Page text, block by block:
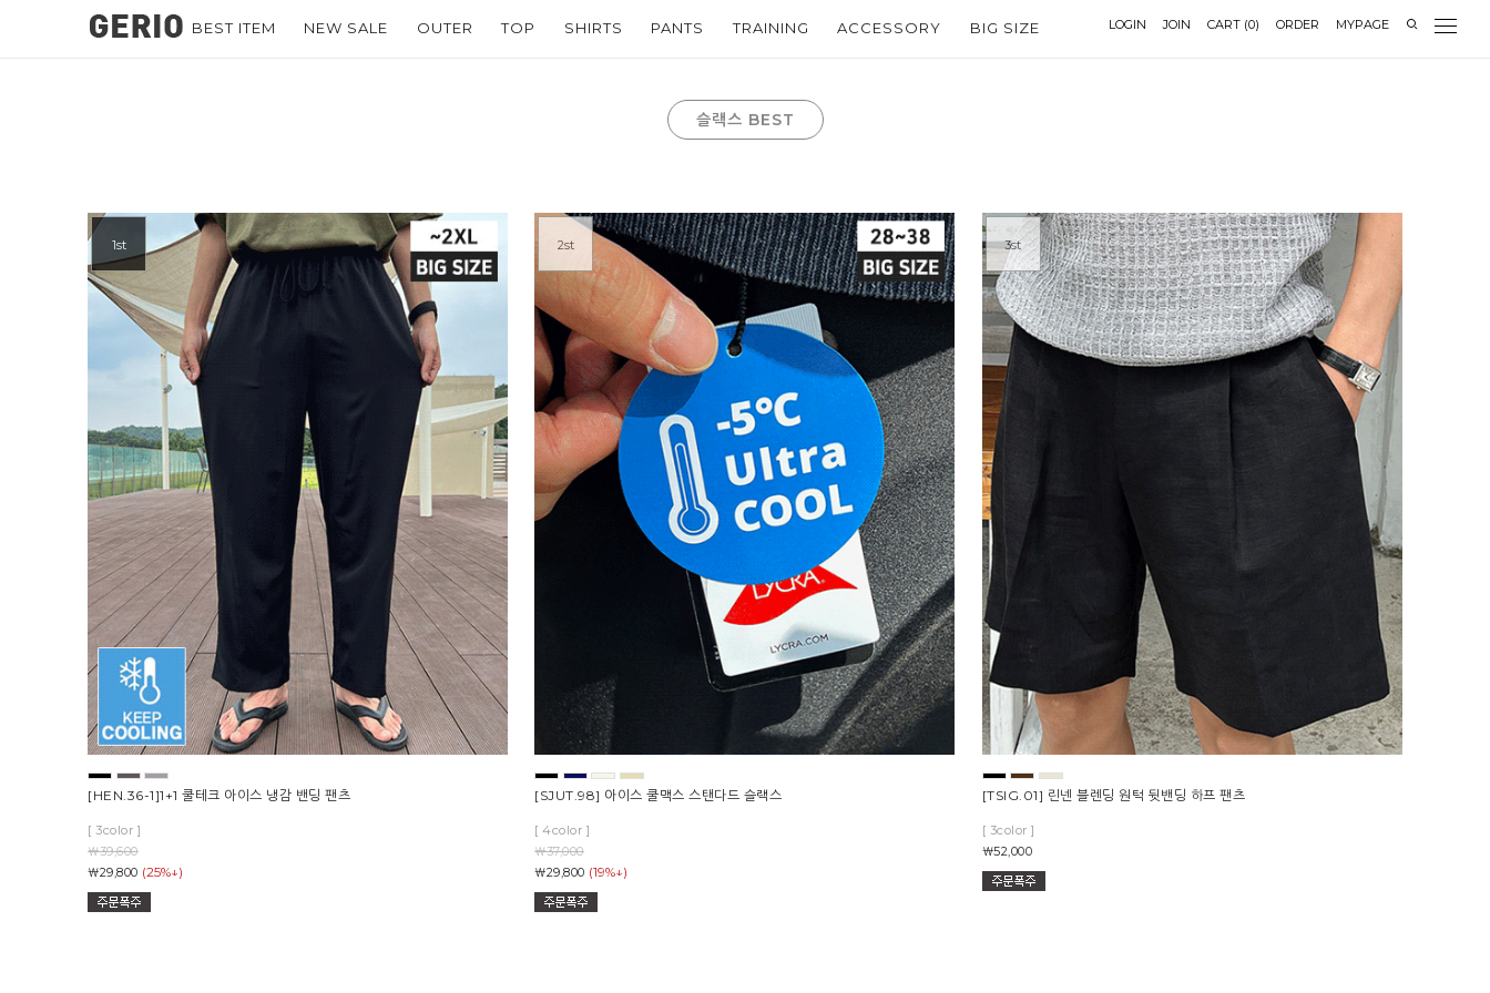
LOGIN JOIN CART (0) ORDER MYPAGE
BEST ITEM NEW SALE OUTER TOP SHIRTS PANTS TRAINING ACCESSORY BIG SIZE
슬랙스 BEST
1st
[HEN.36-1]1+1 쿨테크 아이스 냉감 밴딩 팬츠
[ 3color ]
￦39,600
￦29,800 (25%↓)
2st
[SJUT.98] 아이스 쿨맥스 스탠다드 슬랙스
[ 4color ]
￦37,000
￦29,800 (19%↓)
3st
[TSIG.01] 린넨 블렌딩 원턱 뒷밴딩 하프 팬츠
[ 3color ]
￦52,000